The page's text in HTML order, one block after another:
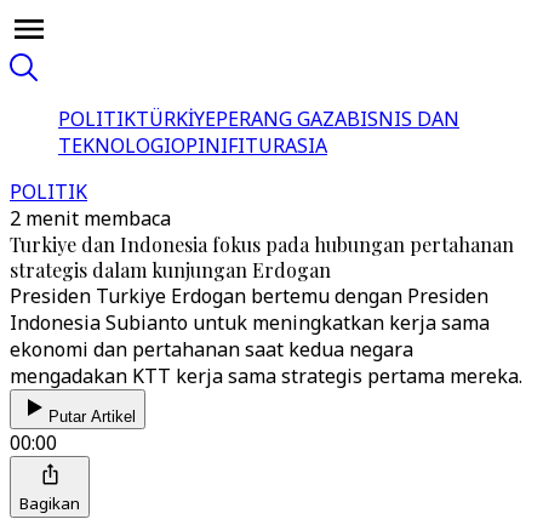
POLITIKTÜRKİYEPERANG GAZABISNIS DAN
TEKNOLOGIOPINIFITURASIA
POLITIK
2 menit membaca
Turkiye dan Indonesia fokus pada hubungan pertahanan
strategis dalam kunjungan Erdogan
Presiden Turkiye Erdogan bertemu dengan Presiden
Indonesia Subianto untuk meningkatkan kerja sama
ekonomi dan pertahanan saat kedua negara
mengadakan KTT kerja sama strategis pertama mereka.
Putar Artikel
00:00
Bagikan